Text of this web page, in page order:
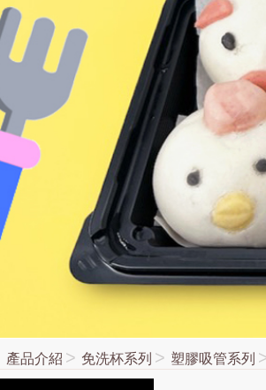
產品介紹 免洗杯系列 塑膠吸管系列